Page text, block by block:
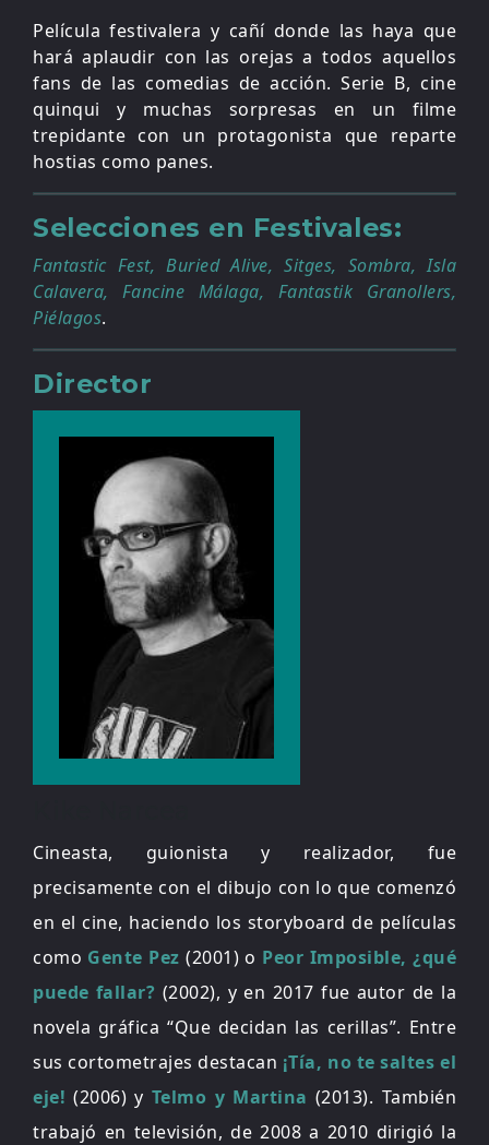
Película festivalera y cañí donde las haya que
hará aplaudir con las orejas a todos aquellos
fans de las comedias de acción. Serie B, cine
quinqui y muchas sorpresas en un filme
trepidante con un protagonista que reparte
hostias como panes.
Selecciones en Festivales:
Fantastic Fest, Buried Alive, Sitges, Sombra, Isla
Calavera, Fancine Málaga, Fantastik Granollers,
Piélagos.
Director
Cineasta, guionista y realizador, fue
precisamente con el dibujo con lo que comenzó
en el cine, haciendo los storyboard de películas
como Gente Pez (2001) o Peor Imposible, ¿qué
puede fallar? (2002), y en 2017 fue autor de la
novela gráfica “Que decidan las cerillas”. Entre
sus cortometrajes destacan ¡Tía, no te saltes el
eje!(2006) y Telmo y Martina (2013). También
trabajó en televisión, de 2008 a 2010 dirigió la